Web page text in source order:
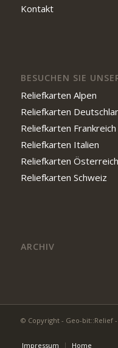
Kontakt
BESUCHEN SIE
Reliefkarten Alpen
Reliefkarten
Reliefkarten Frankreich
Reliefkarten Italien
Reliefkarten Österreich
Reliefkarten Schweiz
ARCHIV
© Copyright - Geo-bit::Relief -
Impressum Home